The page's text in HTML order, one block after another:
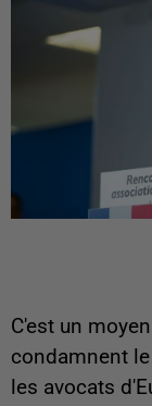
C'est un
condamnent
les avocats